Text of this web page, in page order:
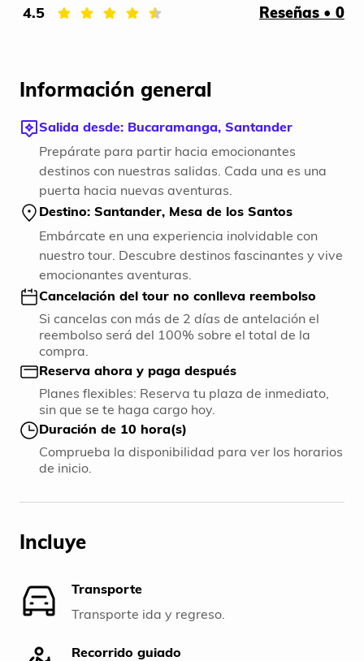
4.5 Reseñas • 0
Información general
Salida desde: Bucaramanga, Santander
Prepárate para partir hacia emocionantes
destinos con nuestras salidas. Cada una es una
puerta hacia nuevas aventuras.
Destino: Santander, Mesa de los Santos
Embárcate en una experiencia inolvidable con
nuestro tour. Descubre destinos fascinantes y vive
emocionantes aventuras.
Cancelación del tour no conlleva reembolso
Si cancelas con más de 2 días de antelación el
reembolso será del 100% sobre el total de la
compra.
Reserva ahora y paga después
Planes flexibles: Reserva tu plaza de inmediato,
sin que se te haga cargo hoy.
Duración de 10 hora(s)
Comprueba la disponibilidad para ver los horarios
de inicio.
Incluye
Transporte
Transporte ida y regreso.
Recorrido guiado